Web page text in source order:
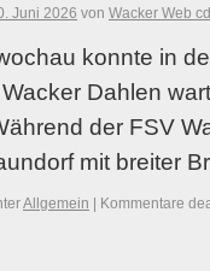
Juni 2026 von Wacker Web cd
konnte in
Dahlen
der FSV
mit breiter
Allgemein Kommentare